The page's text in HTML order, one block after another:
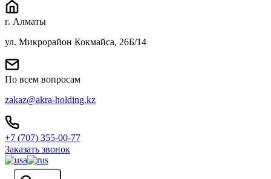
г. Алматы
ул. Микрорайон Кокмайса, 26Б/14
По всем вопросам
zakaz@akra-holding.kz
+7 (707) 355-00-77
Заказать звонок